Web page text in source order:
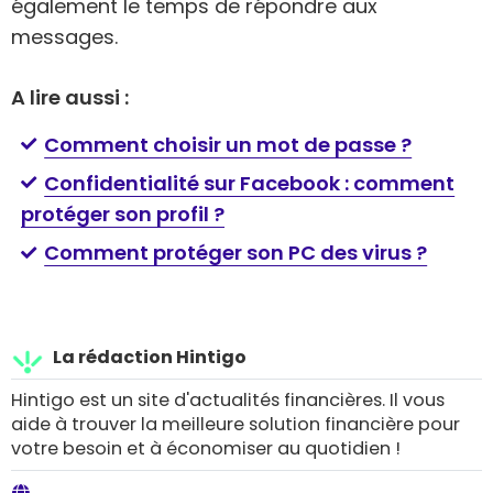
également le temps de répondre aux
messages.
A lire aussi :
Comment choisir un mot de passe ?
Confidentialité sur Facebook : comment
protéger son profil ?
Comment protéger son PC des virus ?
La rédaction Hintigo
Hintigo est un site d'actualités financières. Il vous
aide à trouver la meilleure solution financière pour
votre besoin et à économiser au quotidien !